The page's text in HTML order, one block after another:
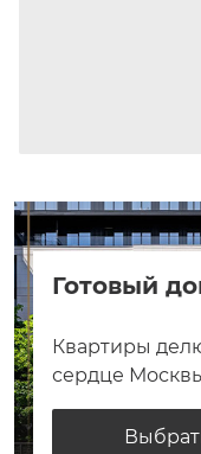
Готовый
Квартиры
сердце